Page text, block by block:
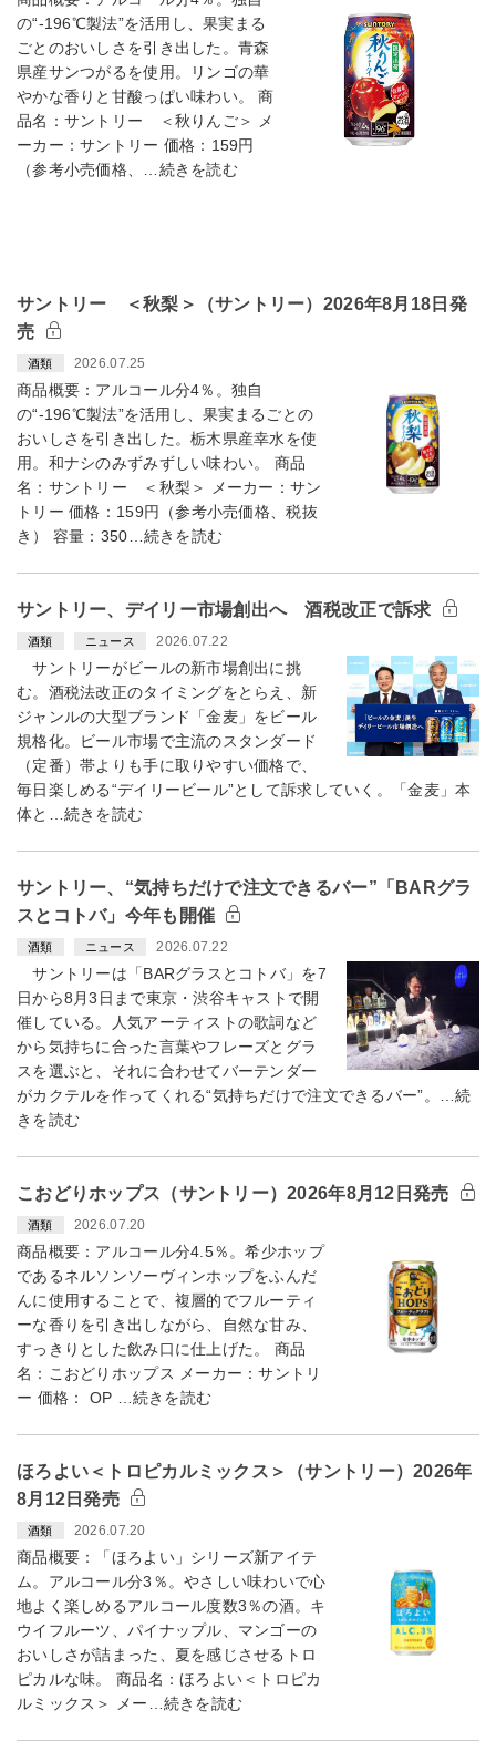
の“-196℃製法”を活用し、果実まる
ごとのおいしさを引き出した。青森
県産サンつがるを使用。リンゴの華
やかな香りと甘酸っぱい味わい。 商
品名：サントリー ＜秋りんご＞ メ
ーカー：サントリー 価格：159円
（参考小売価格、…続きを読む
サントリー ＜秋梨＞（サントリー）2026年8月18日発
売
酒類 2026.07.25
商品概要：アルコール分4％。独自
の“-196℃製法”を活用し、果実まるごとの
おいしさを引き出した。栃木県産幸水を使
用。和ナシのみずみずしい味わい。 商品
名：サントリー ＜秋梨＞ メーカー：サン
トリー 価格：159円（参考小売価格、税抜
き） 容量：350…続きを読む
サントリー、デイリー市場創出へ 酒税改正で訴求
酒類 ニュース 2026.07.22
サントリーがビールの新市場創出に挑
む。酒税法改正のタイミングをとらえ、新
ジャンルの大型ブランド「金麦」をビール
規格化。ビール市場で主流のスタンダード
（定番）帯よりも手に取りやすい価格で、
毎日楽しめる“デイリービール”として訴求していく。「金麦」本
体と…続きを読む
サントリー、“気持ちだけで注文できるバー”「BARグラ
スとコトバ」今年も開催
酒類 ニュース 2026.07.22
サントリーは「BARグラスとコトバ」を7
日から8月3日まで東京・渋谷キャストで開
催している。人気アーティストの歌詞など
から気持ちに合った言葉やフレーズとグラ
スを選ぶと、それに合わせてバーテンダー
がカクテルを作ってくれる“気持ちだけで注文できるバー”。…続
きを読む
こおどりホップス（サントリー）2026年8月12日発売
酒類 2026.07.20
商品概要：アルコール分4.5％。希少ホップ
であるネルソンソーヴィンホップをふんだ
んに使用することで、複層的でフルーティ
ーな香りを引き出しながら、自然な甘み、
すっきりとした飲み口に仕上げた。 商品
名：こおどりホップス メーカー：サントリ
ー 価格： OP …続きを読む
ほろよい＜トロピカルミックス＞（サントリー）2026年
8月12日発売
酒類 2026.07.20
商品概要：「ほろよい」シリーズ新アイテ
ム。アルコール分3％。やさしい味わいで心
地よく楽しめるアルコール度数3％の酒。キ
ウイフルーツ、パイナップル、マンゴーの
おいしさが詰まった、夏を感じさせるトロ
ピカルな味。 商品名：ほろよい＜トロピカ
ルミックス＞ メー…続きを読む